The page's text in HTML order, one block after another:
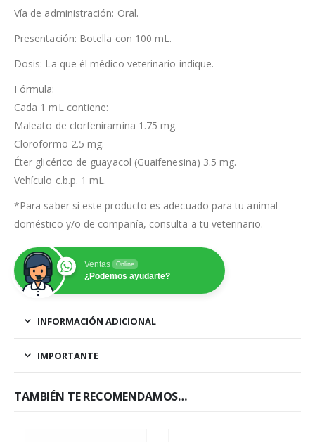
Vía de administración: Oral.
Presentación: Botella con 100 mL.
Dosis: La que él médico veterinario indique.
Fórmula:
Cada 1 mL contiene:
Maleato de clorfeniramina 1.75 mg.
Cloroformo 2.5 mg.
Éter glicérico de guayacol (Guaifenesina) 3.5 mg.
Vehículo c.b.p. 1 mL.
*Para saber si este producto es adecuado para tu animal
doméstico y/o de compañía, consulta a tu veterinario.
Ventas Online
¿Podemos ayudarte?
INFORMACIÓN ADICIONAL
IMPORTANTE
TAMBIÉN TE RECOMENDAMOS…